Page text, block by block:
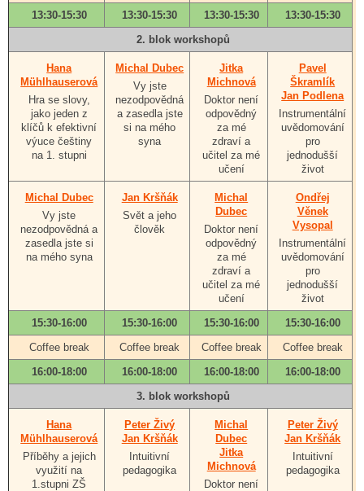
13:30-15:30
13:30-15:30 13:30-15:30
13:30-15:30
2. blok workshopů
Hana
Mühlhauserová
Hra se slovy,
jako jeden z
klíčů k efektivní
výuce češtiny
na 1. stupni
Michal Dubec
Vy jste
nezodpovědná
a zasedla jste
si na mého
syna
Jitka
Michnová
Doktor není
odpovědný
za mé
zdraví a
učitel za mé
učení
Pavel
Škramlík
Jan Podlena
Instrumentální
uvědomování
pro
jednodušší
život
Michal Dubec
Vy jste
nezodpovědná a
zasedla jste si
na mého syna
Jan Kršňák
Svět a jeho
člověk
Michal
Dubec
Doktor není
odpovědný
za mé
zdraví a
učitel za mé
učení
Ondřej
Věnek
Vysopal
Instrumentální
uvědomování
pro
jednodušší
život
15:30-16:00
15:30-16:00 15:30-16:00
15:30-16:00
Coffee break
Coffee break Coffee break
Coffee break
16:00-18:00
16:00-18:00 16:00-18:00
16:00-18:00
3. blok workshopů
Hana
Mühlhauserová
Příběhy a jejich
využití na
1.stupni ZŠ
Peter Živý
Jan Kršňák
Intuitivní
pedagogika
Michal
Dubec
Jitka
Michnová
Doktor není
Peter Živý
Jan Kršňák
Intuitivní
pedagogika